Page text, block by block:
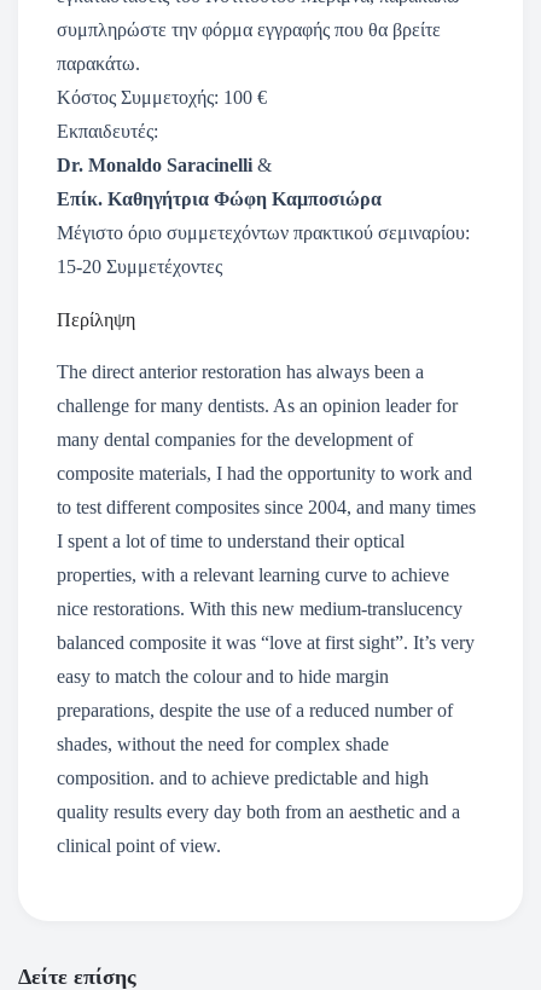
συμπληρώστε την φόρμα εγγραφής που θα βρείτε
παρακάτω.
Κόστος Συμμετοχής: 100 €
Εκπαιδευτές:
Dr. Monaldo Saracinelli &
Επίκ. Καθηγήτρια Φώφη Καμποσιώρα
Μέγιστο όριο συμμετεχόντων πρακτικού σεμιναρίου:
15-20 Συμμετέχοντες
Περίληψη
The direct anterior restoration has always been a
challenge for many dentists. As an opinion leader for
many dental companies for the development of
composite materials, I had the opportunity to work and
to test different composites since 2004, and many times
I spent a lot of time to understand their optical
properties, with a relevant learning curve to achieve
nice restorations. With this new medium-translucency
balanced composite it was “love at first sight”. It’s very
easy to match the colour and to hide margin
preparations, despite the use of a reduced number of
shades, without the need for complex shade
composition. and to achieve predictable and high
quality results every day both from an aesthetic and a
clinical point of view.
Δείτε επίσης